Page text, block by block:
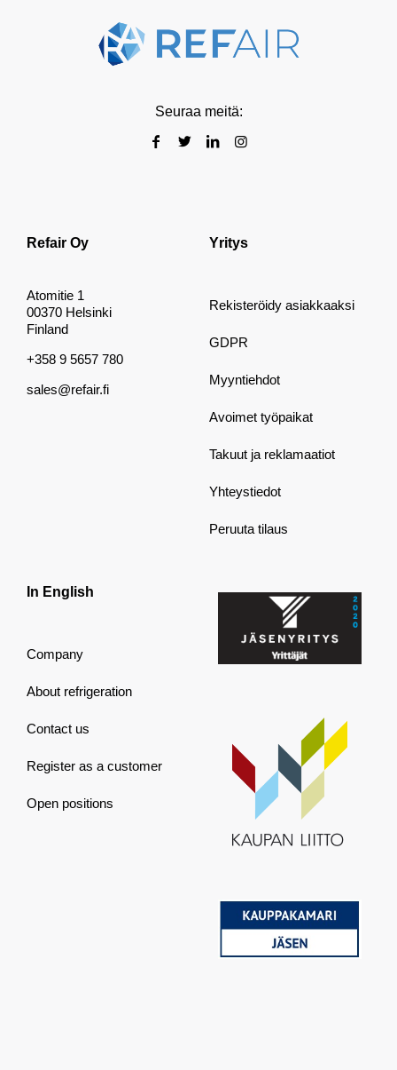
Seuraa meitä:
Refair Oy
Atomitie 1
00370 Helsinki
Finland
+358 9 5657 780
sales@refair.fi
Yritys
Rekisteröidy asiakkaaksi
GDPR
Myyntiehdot
Avoimet työpaikat
Takuut ja reklamaatiot
Yhteystiedot
Peruuta tilaus
In English
Company
About refrigeration
Contact us
Register as a customer
Open positions